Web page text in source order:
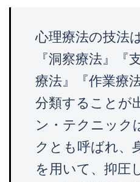
心理療法の技法
『洞察療法』『
療法』『作業療
分類することが
ン・テクニック
クとも呼ばれ、
を用いて、抑圧